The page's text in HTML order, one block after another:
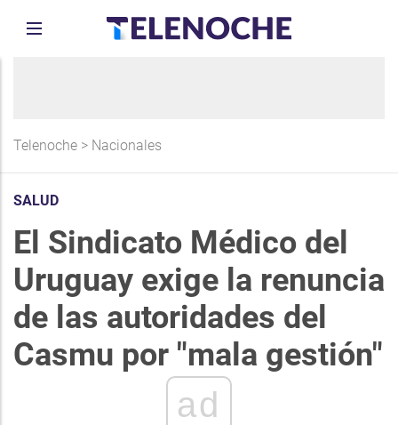
Telenoche > Nacionales
SALUD
El Sindicato Médico del
Uruguay exige la renuncia
de las autoridades del
Casmu por "mala gestión"
ad